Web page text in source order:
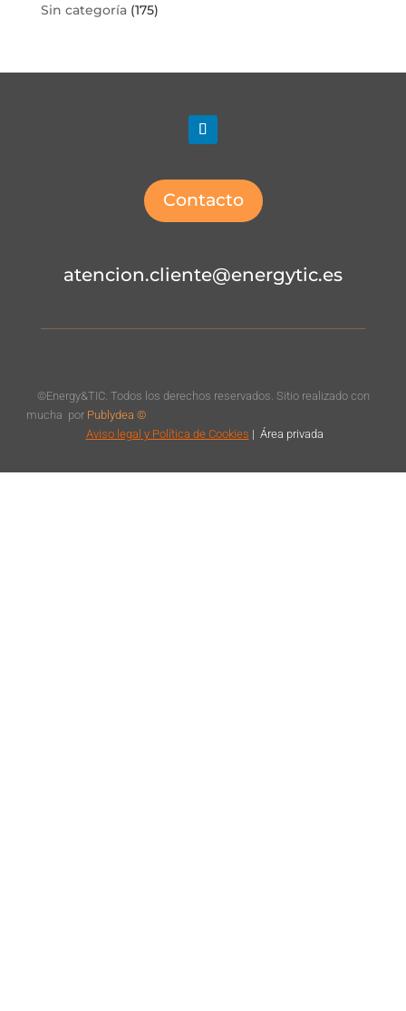
Sin categoría(175)
Contacto
atencion.cliente@energytic.es
©Energy&TIC. Todos los derechos reservados. Sitio realizado con
mucha por Publydea ©
Aviso legal y Política de Cookies | Área privada